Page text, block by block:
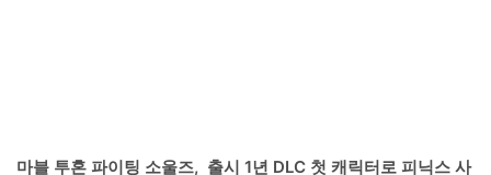
마블 투혼 파이팅 소울즈, 출시 1년 DLC 첫 캐릭터로 피닉스 사